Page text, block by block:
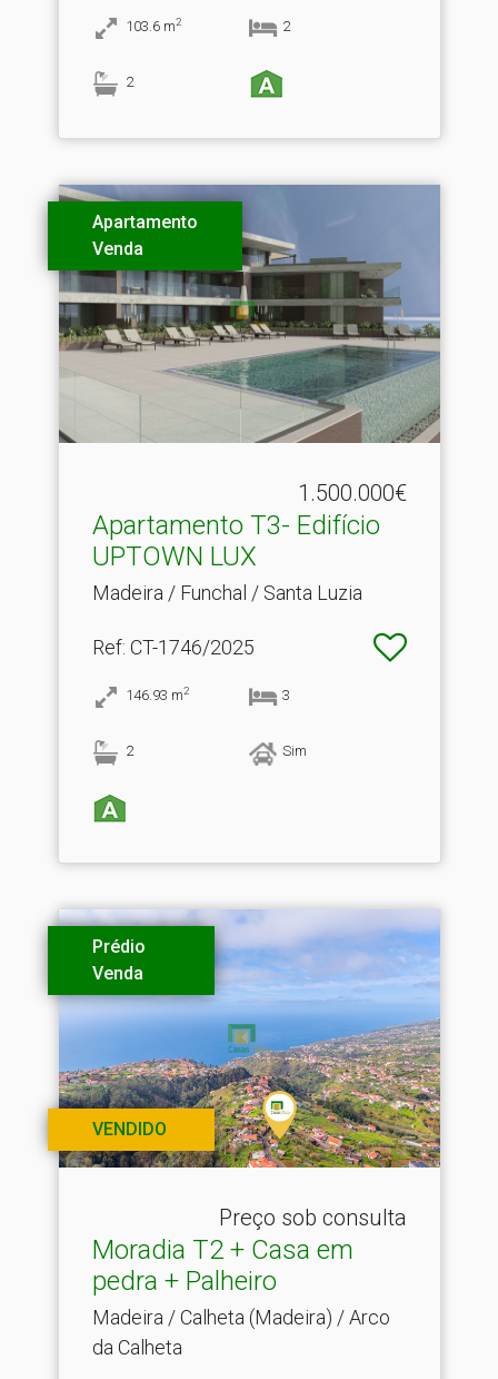
103.6 m2 2
2
Apartamento
Venda
1.500.000€
Apartamento T3- Edifício
UPTOWN LUX
Madeira / Funchal / Santa Luzia
Ref: CT-1746/2025
146.93 m2 3
2 Sim
Prédio
Venda
VENDIDO
Preço sob consulta
Moradia T2 + Casa em
pedra + Palheiro
Madeira / Calheta (Madeira) / Arco
da Calheta